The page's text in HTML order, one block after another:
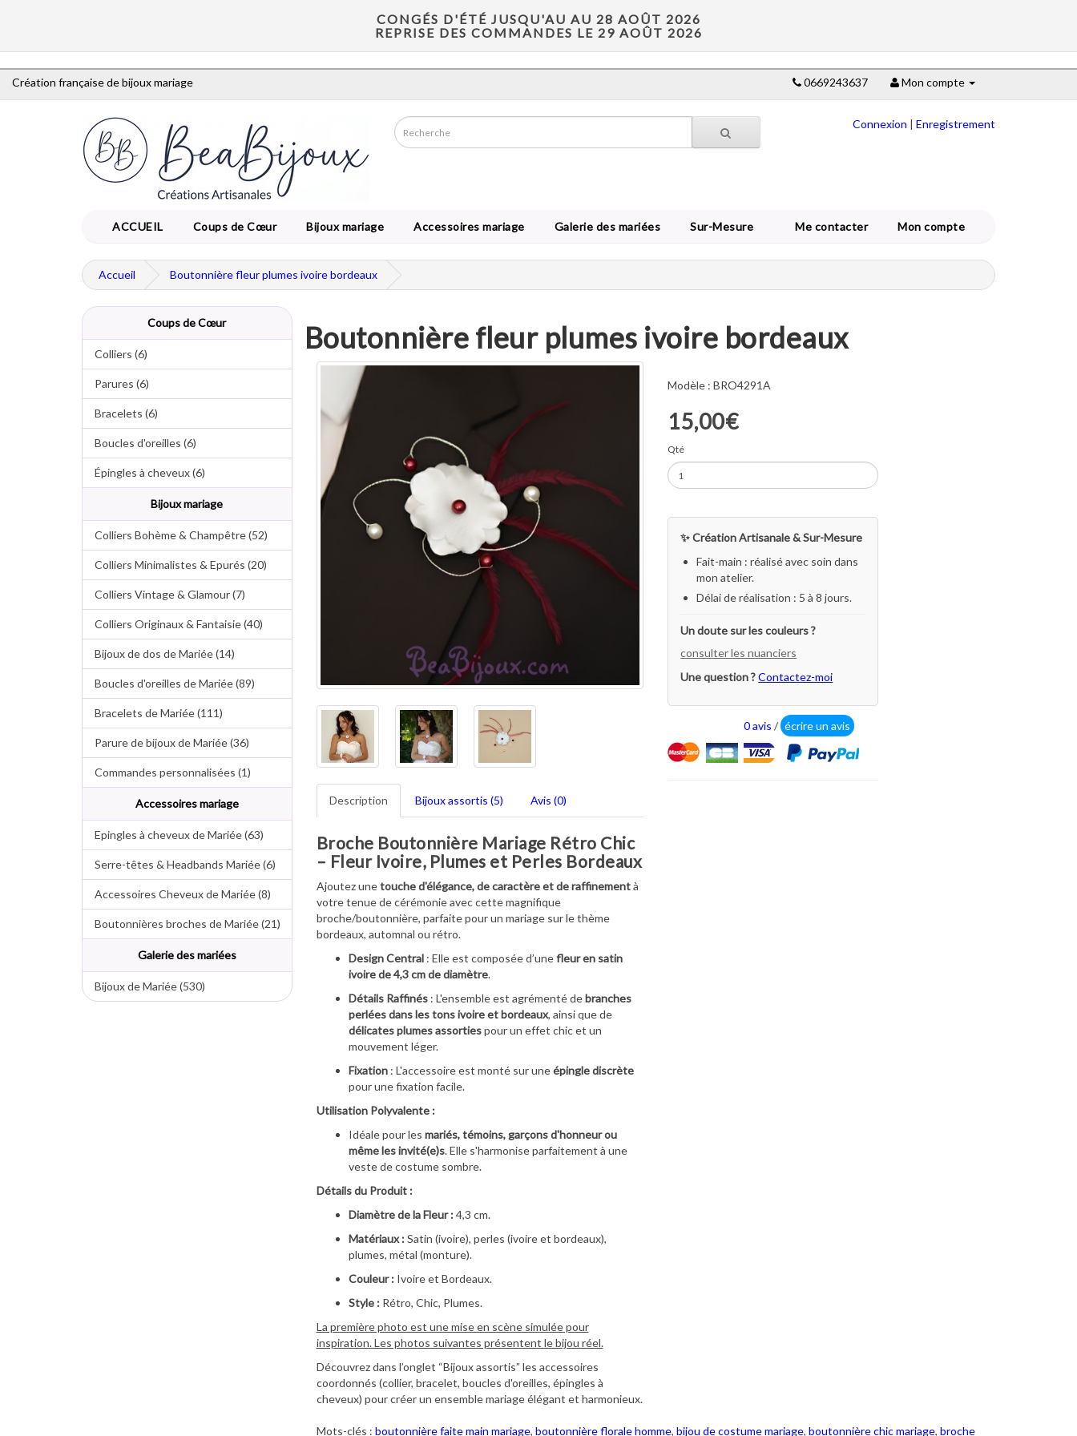
CONGÉS D'ÉTÉ JUSQU'AU AU 28 AOÛT 2026
REPRISE DES COMMANDES LE 29 AOÛT 2026
Création française de bijoux mariage 0669243637 Mon compte
Connexion | Enregistrement
ACCUEIL Coups de Cœur Bijoux mariage Accessoires mariage Galerie des mariées Sur-Mesure Me contacter Mon compte
Accueil Boutonnière fleur plumes ivoire bordeaux
Coups de Cœur
Colliers (6)
Parures (6)
Bracelets (6)
Boucles d'oreilles (6)
Épingles à cheveux (6)
Bijoux mariage
Colliers Bohème & Champêtre (52)
Colliers Minimalistes & Epurés (20)
Colliers Vintage & Glamour (7)
Colliers Originaux & Fantaisie (40)
Bijoux de dos de Mariée (14)
Boucles d'oreilles de Mariée (89)
Bracelets de Mariée (111)
Parure de bijoux de Mariée (36)
Commandes personnalisées (1)
Accessoires mariage
Epingles à cheveux de Mariée (63)
Serre-têtes & Headbands Mariée (6)
Accessoires Cheveux de Mariée (8)
Boutonnières broches de Mariée (21)
Galerie des mariées
Bijoux de Mariée (530)
Boutonnière fleur plumes ivoire bordeaux
Description Bijoux assortis (5) Avis (0)
Broche Boutonnière Mariage Rétro Chic
– Fleur Ivoire, Plumes et Perles Bordeaux
Ajoutez unetouche d'élégance, de caractère et de raffinementà
votre tenue de cérémonie avec cette magnifique
broche/boutonnière, parfaite pour un mariage sur le thème
bordeaux, automnal ou rétro.
Design Central: Elle est composée d’unefleur en satin
ivoire de 4,3 cm de diamètre.
Détails Raffinés: L'ensemble est agrémenté debranches
perlées dans les tons ivoire et bordeaux, ainsi que de
délicates plumes assortiespour un effet chic et un
mouvement léger.
Fixation: L'accessoire est monté sur uneépingle discrète
pour une fixation facile.
Utilisation Polyvalente :
Idéale pour les mariés, témoins, garçons d'honneur ou
même les invité(e)s. Elle s'harmonise parfaitement à une
veste de costume sombre.
Détails du Produit :
Diamètre de la Fleur :4,3 cm.
Matériaux :Satin (ivoire), perles (ivoire et bordeaux),
plumes, métal (monture).
Couleur :Ivoire et Bordeaux.
Style :Rétro, Chic, Plumes.
La première photo est une mise en scène simulée pour
inspiration. Les photos suivantes présentent le bijou réel.
Découvrez dans l’onglet “Bijoux assortis” les accessoires
coordonnés (collier, bracelet, boucles d'oreilles, épingles à
cheveux) pour créer un ensemble mariage élégant et harmonieux.
Modèle : BRO4291A
15,00€
Qté
✨ Création Artisanale & Sur-Mesure
Fait-main : réalisé avec soin dans
mon atelier.
Délai de réalisation : 5 à 8 jours.
Un doute sur les couleurs ?
consulter les nuanciers
Une question ?Contactez-moi
0 avis / écrire un avis
Mots-clés : boutonnière faite main mariage, boutonnière florale homme, bijou de costume mariage, boutonnière chic mariage, broche